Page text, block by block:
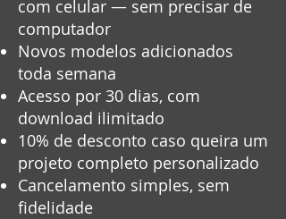
com celular — sem precisar de
computador
Novos modelos adicionados
toda semana
Acesso por 30 dias, com
download ilimitado
10% de desconto caso queira um
projeto completo personalizado
Cancelamento simples, sem
fidelidade